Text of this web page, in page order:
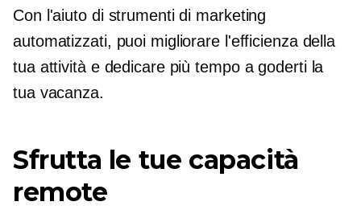
Con l'aiuto di strumenti di marketing
automatizzati, puoi migliorare l'efficienza della
tua attività e dedicare più tempo a goderti la
tua vacanza.
Sfrutta le tue capacità
remote